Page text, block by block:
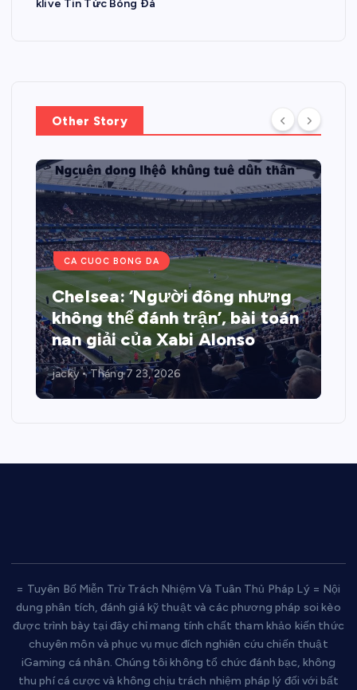
klive Tin Tức Bóng Đá
Other Story
CA CUOC BONG DA
Chelsea: ‘Người đông nhưng
không thể đánh trận’, bài toán
nan giải của Xabi Alonso
jacky Tháng 7 23, 2026
= Tuyên Bố Miễn Trừ Trách Nhiệm Và Tuân Thủ Pháp Lý = Nội
dung phân tích, đánh giá kỹ thuật và các phương pháp soi kèo
được trình bày tại đây chỉ mang tính chất tham khảo kiến thức
chuyên môn và phục vụ mục đích nghiên cứu chiến thuật
iGaming cá nhân. Chúng tôi không tổ chức đánh bạc, không
thu phí cá cược và không chịu trách nhiệm pháp lý đối với bất